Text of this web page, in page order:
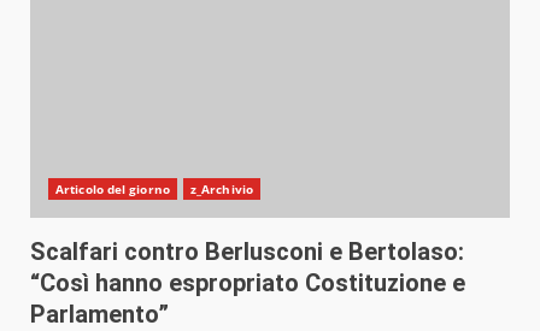
Articolo del giorno z_Archivio
Scalfari contro Berlusconi e Bertolaso:
“Così hanno espropriato Costituzione e
Parlamento”